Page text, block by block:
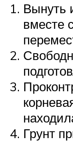
Вынуть
вместе
Грунт